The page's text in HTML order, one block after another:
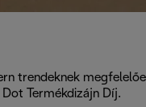
trendeknek
Termékdizájn Díj.